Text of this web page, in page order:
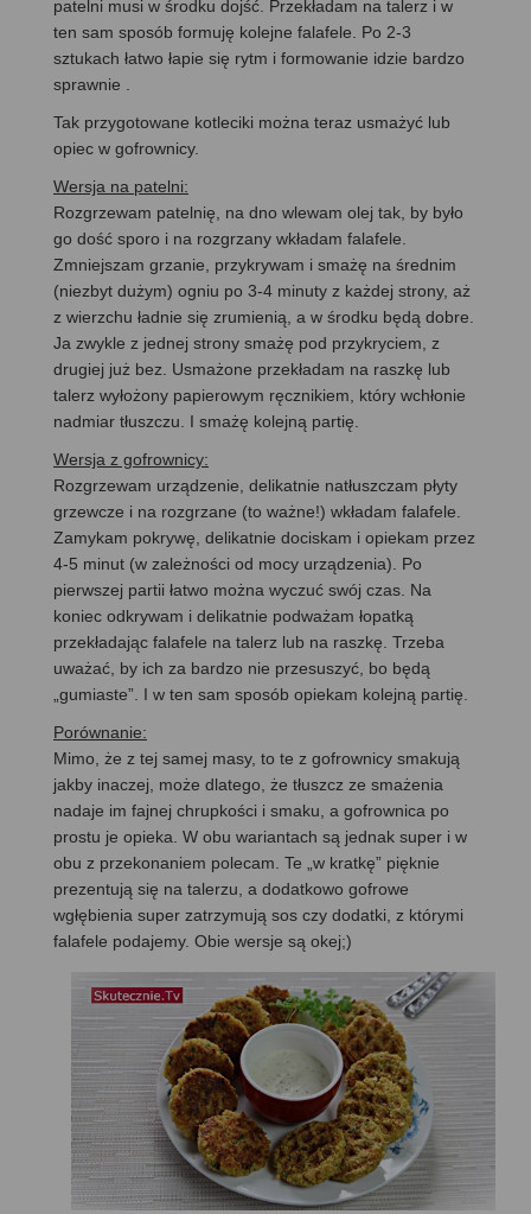
patelni musi w środku dojść. Przekładam na talerz i w
ten sam sposób formuję kolejne falafele. Po 2-3
sztukach łatwo łapie się rytm i formowanie idzie bardzo
sprawnie .
Tak przygotowane kotleciki można teraz usmażyć lub
opiec w gofrownicy.
Wersja na patelni:
Rozgrzewam patelnię, na dno wlewam olej tak, by było
go dość sporo i na rozgrzany wkładam falafele.
Zmniejszam grzanie, przykrywam i smażę na średnim
(niezbyt dużym) ogniu po 3-4 minuty z każdej strony, aż
z wierzchu ładnie się zrumienią, a w środku będą dobre.
Ja zwykle z jednej strony smażę pod przykryciem, z
drugiej już bez. Usmażone przekładam na raszkę lub
talerz wyłożony papierowym ręcznikiem, który wchłonie
nadmiar tłuszczu. I smażę kolejną partię.
Wersja z gofrownicy:
Rozgrzewam urządzenie, delikatnie natłuszczam płyty
grzewcze i na rozgrzane (to ważne!) wkładam falafele.
Zamykam pokrywę, delikatnie dociskam i opiekam przez
4-5 minut (w zależności od mocy urządzenia). Po
pierwszej partii łatwo można wyczuć swój czas. Na
koniec odkrywam i delikatnie podważam łopatką
przekładając falafele na talerz lub na raszkę. Trzeba
uważać, by ich za bardzo nie przesuszyć, bo będą
„gumiaste”. I w ten sam sposób opiekam kolejną partię.
Porównanie:
Mimo, że z tej samej masy, to te z gofrownicy smakują
jakby inaczej, może dlatego, że tłuszcz ze smażenia
nadaje im fajnej chrupkości i smaku, a gofrownica po
prostu je opieka. W obu wariantach są jednak super i w
obu z przekonaniem polecam. Te „w kratkę” pięknie
prezentują się na talerzu, a dodatkowo gofrowe
wgłębienia super zatrzymują sos czy dodatki, z którymi
falafele podajemy. Obie wersje są okej;)